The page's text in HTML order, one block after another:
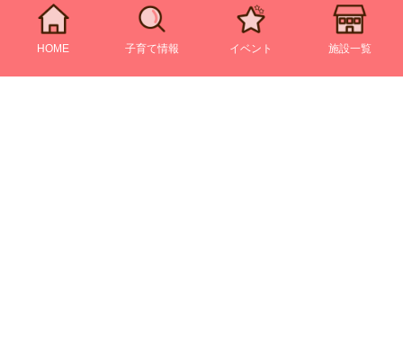
HOME 子育て情報 イベント 施設一覧